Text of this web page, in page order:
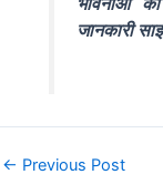
जानकारी
← Previous Post